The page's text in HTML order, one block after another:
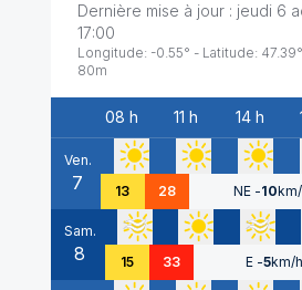
Dernière mise à jour : jeudi 6
17:00
Longitude: -0.55° - Latitude: 47.39
80m
Date
08 h 11 h 14 h
Ven.
7 13 28 NE -10
Sam.
8 15 33 E -5km/h